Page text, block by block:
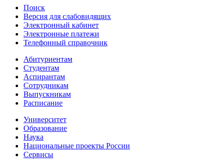
Поиск
Версия для слабовидящих
Электронный кабинет
Электронные платежи
Телефонный справочник
Абитуриентам
Студентам
Аспирантам
Сотрудникам
Выпускникам
Расписание
Университет
Образование
Наука
Национальные проекты России
Сервисы